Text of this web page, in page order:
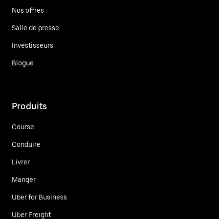
Nos offres
Salle de presse
Investisseurs
Blogue
Produits
Course
Conduire
Livrer
Manger
Uber for Business
Uber Freight